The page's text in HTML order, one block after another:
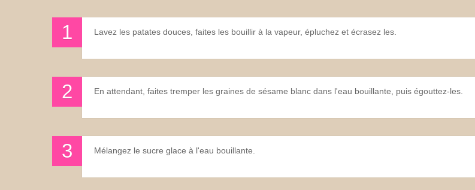
Lavez les patates douces, faites les bouillir à la vapeur, épluchez et écrasez les.
En attendant, faites tremper les graines de sésame blanc dans l'eau bouillante, puis égouttez-les.
Mélangez le sucre glace à l'eau bouillante.